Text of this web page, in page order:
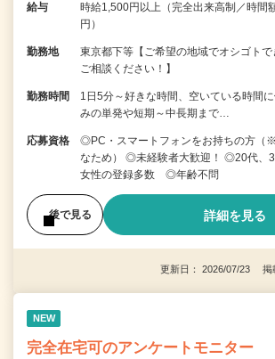
給与
時給1,500円以上（完全出来高制／時間
円）
勤務地
東京都下等【ご希望の地域でオシゴト
ご相談ください！】
勤務時間
1日5分～好きな時間、空いている時間
みの単発や短期～中長期まで…
応募資格
◎PC・スマートフォンをお持ちの方（
なため） ◎未経験者大歓迎！ ◎20代、
女性の登録多数 ◎年齢不問
後で見る 詳細を見る
更新日： 2026/07/23 掲
NEW
完全在宅可のアンケートモニター